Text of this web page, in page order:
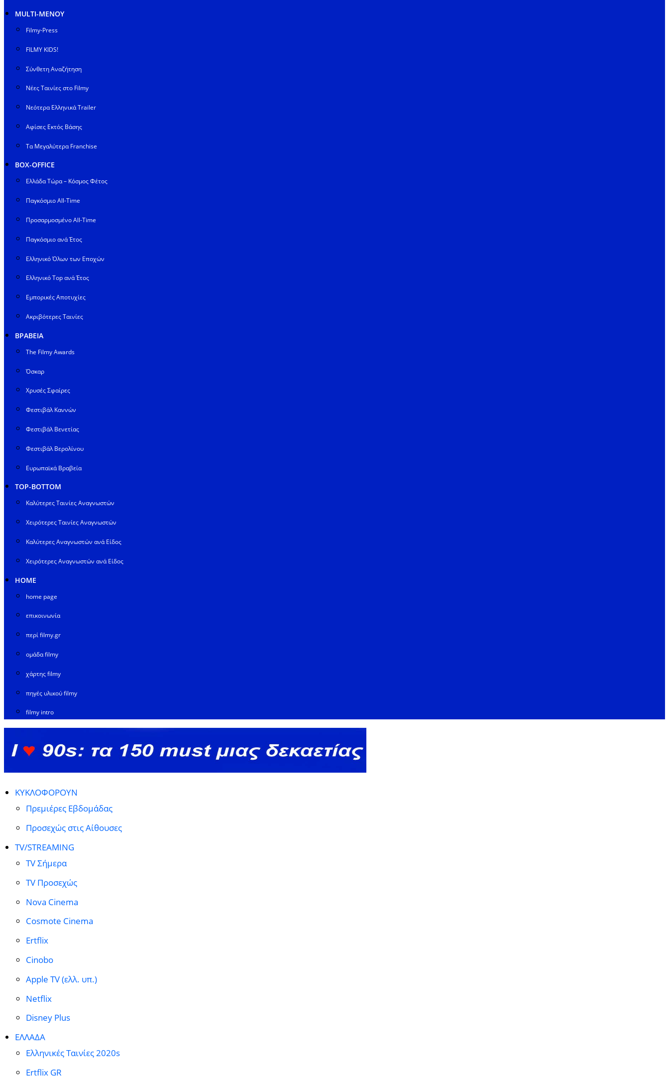
MULTI-ΜΕΝΟΥ
Filmy-Press
FILMY KIDS!
Σύνθετη Αναζήτηση
Νέες Ταινίες στο Filmy
Νεότερα Ελληνικά Trailer
Αφίσες Εκτός Βάσης
Τα Μεγαλύτερα Franchise
BOX-OFFICE
Ελλάδα Τώρα – Κόσμος Φέτος
Παγκόσμιο All-Time
Προσαρμοσμένο All-Time
Παγκόσμιο ανά Έτος
Ελληνικό Όλων των Εποχών
Ελληνικό Top ανά Έτος
Εμπορικές Αποτυχίες
Ακριβότερες Ταινίες
ΒΡΑΒΕΙΑ
The Filmy Awards
Όσκαρ
Χρυσές Σφαίρες
Φεστιβάλ Καννών
Φεστιβάλ Βενετίας
Φεστιβάλ Βερολίνου
Ευρωπαϊκά Βραβεία
TOP-BOTTOM
Καλύτερες Ταινίες Αναγνωστών
Χειρότερες Ταινίες Αναγνωστών
Καλύτερες Αναγνωστών ανά Είδος
Χειρότερες Αναγνωστών ανά Είδος
HOME
home page
επικοινωνία
περί filmy.gr
ομάδα filmy
χάρτης filmy
πηγές υλικού filmy
filmy intro
ΚΥΚΛΟΦΟΡΟΥΝ
Πρεμιέρες Εβδομάδας
Προσεχώς στις Αίθουσες
TV/STREAMING
TV Σήμερα
TV Προσεχώς
Nova Cinema
Cosmote Cinema
Ertflix
Cinobo
Apple TV (ελλ. υπ.)
Netflix
Disney Plus
ΕΛΛΑΔΑ
Ελληνικές Ταινίες 2020s
Ertflix GR